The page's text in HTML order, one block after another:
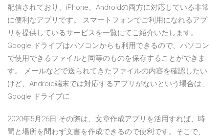
配信されており、iPhone、Androidの両方に対応している非常
に便利なアプリです。 スマートフォンでご利用になれるアプ
リを提供しているサービスを一覧にてご紹介いたします。
Google ドライブはパソコンからも利用できるので、パソコン
で使用できるファイルと同等のものを保存することができま
す。 メールなどで送られてきたファイルの内容を確認したい
けど、Android端末では対応するアプリがないという場合は、
Google ドライブに
2020年5月26日 その際は、文章作成アプリを活用すれば、時
間と場所を問わず文書を作成できるので便利です。そこで、